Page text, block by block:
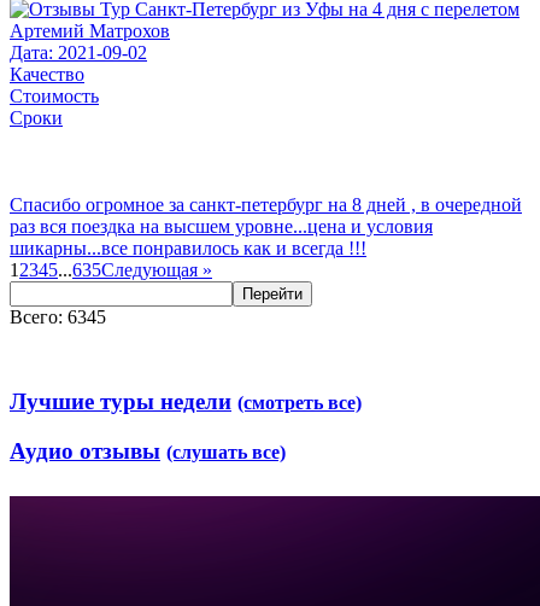
Артемий Матрохов
Дата: 2021-09-02
Качество
Стоимость
Сроки
Спасибо огромное за санкт-петербург на 8 дней , в очередной
раз вся поездка на высшем уровне...цена и условия
шикарны...все понравилось как и всегда !!!
1 2345...635Следующая »
Перейти
Всего: 6345
Лучшие туры недели (смотреть все)
Аудио отзывы (слушать все)